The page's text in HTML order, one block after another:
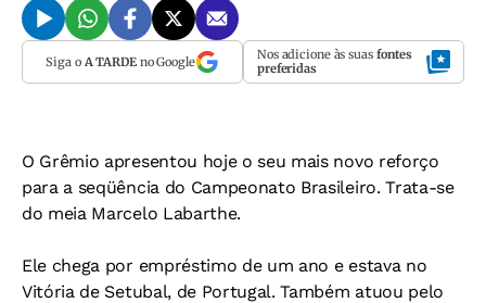
Siga o A TARDEno Google Nos adicione às suas fontes
preferidas
O Grêmio apresentou hoje o seu mais novo reforço
para a seqüência do Campeonato Brasileiro. Trata-se
do meia Marcelo Labarthe.
Ele chega por empréstimo de um ano e estava no
Vitória de Setubal, de Portugal. Também atuou pelo